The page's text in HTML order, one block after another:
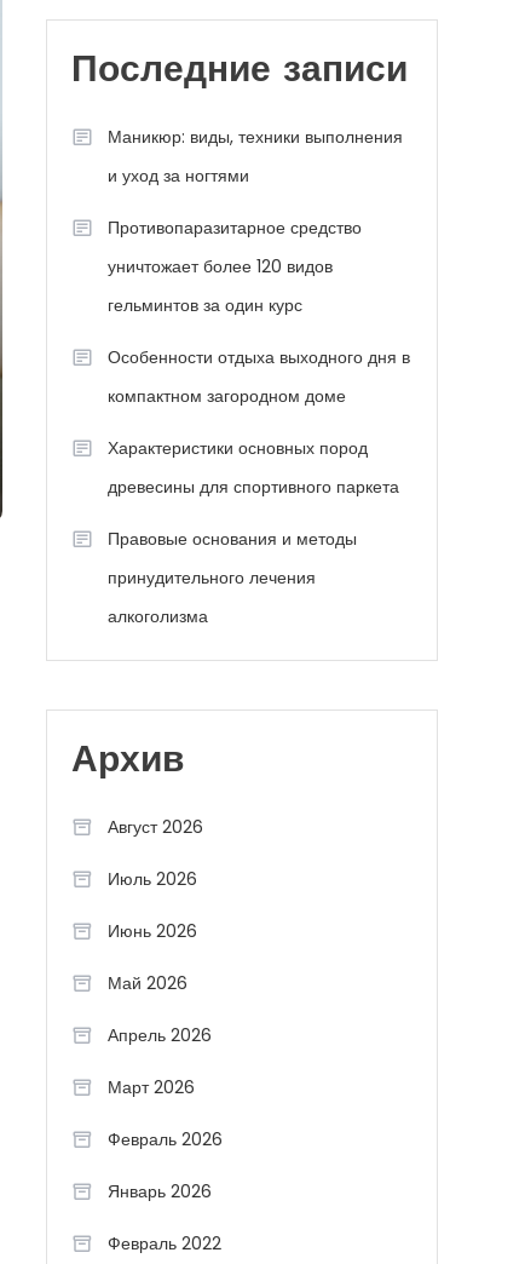
Последние записи
Маникюр: виды, техники выполнения
и уход за ногтями
Противопаразитарное средство
уничтожает более 120 видов
гельминтов за один курс
Особенности отдыха выходного дня в
компактном загородном доме
Характеристики основных пород
древесины для спортивного паркета
Правовые основания и методы
принудительного лечения
алкоголизма
Архив
Август 2026
Июль 2026
Июнь 2026
Май 2026
Апрель 2026
Март 2026
Февраль 2026
Январь 2026
Февраль 2022